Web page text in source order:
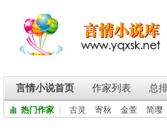
言情小说首页 作家列表 总
热门作家 古灵 寄秋 金萱 简璎